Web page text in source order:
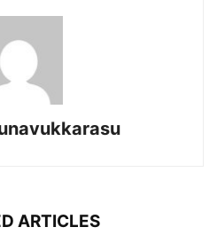
ARTICLES